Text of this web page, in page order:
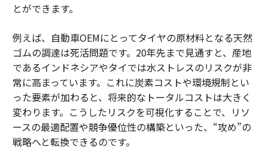
とができます。
例えば、自動車OEMにとってタイヤの原材料となる天然
ゴムの調達は死活問題です。20年先まで見通すと、産地
であるインドネシアやタイでは水ストレスのリスクが非
常に高まっています。これに炭素コストや環境規制とい
った要素が加わると、将来的なトータルコストは大きく
変わります。こうしたリスクを可視化することで、リソ
ースの最適配置や競争優位性の構築といった、“攻め”の
戦略へと転換できるのです。